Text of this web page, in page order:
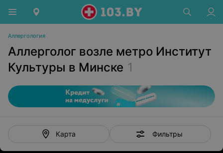
Аллергология
Аллерголог возле метро Институт
Культуры в Минске 1
Карта Фильтры